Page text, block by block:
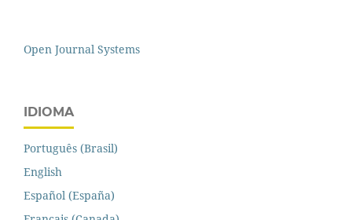
Open Journal Systems
IDIOMA
Português (Brasil)
English
Español (España)